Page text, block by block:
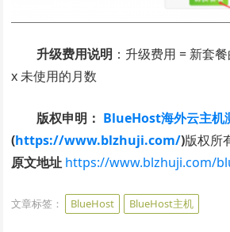
升级费用说明 ：升级费用 = 新套
x 未使用的月数
版权申明： BlueHost海外云主机
(https://www.blzhuji.com/)版权所
原文地址 https://www.blzhuji.com/
文章标签： BlueHost BlueHost主机